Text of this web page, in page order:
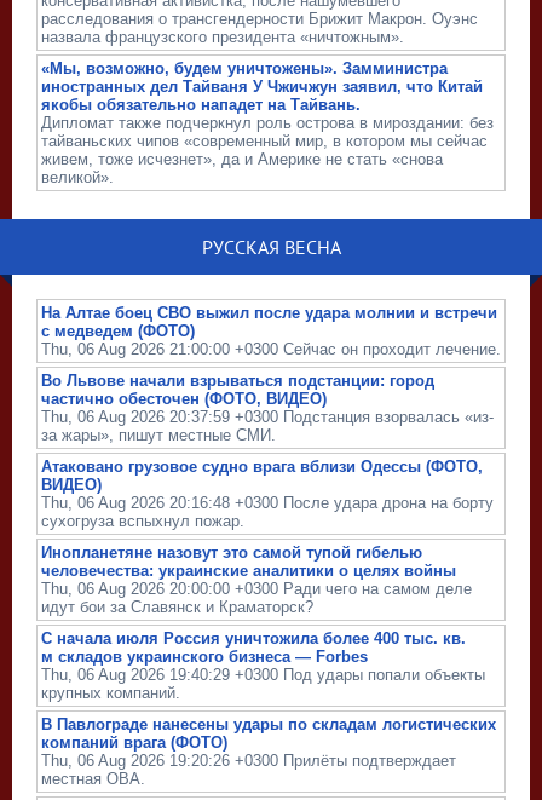
расследования о трансгендерности Брижит Макрон. Оуэнс
назвала французского президента «ничтожным».
«Мы, возможно, будем уничтожены». Замминистра
иностранных дел Тайваня У Чжичжун заявил, что Китай
якобы обязательно нападет на Тайвань.
Дипломат также подчеркнул роль острова в мироздании: без
тайваньских чипов «современный мир, в котором мы сейчас
живем, тоже исчезнет», да и Америке не стать «снова
великой».
РУССКАЯ ВЕСНА
На Алтае боец СВО выжил после удара молнии и встречи
с медведем (ФОТО)
Thu, 06 Aug 2026 21:00:00 +0300 Сейчас он проходит лечение.
Во Львове начали взрываться подстанции: город
частично обесточен (ФОТО, ВИДЕО)
Thu, 06 Aug 2026 20:37:59 +0300 Подстанция взорвалась «из-
за жары», пишут местные СМИ.
Атаковано грузовое судно врага вблизи Одессы (ФОТО,
ВИДЕО)
Thu, 06 Aug 2026 20:16:48 +0300 После удара дрона на борту
сухогруза вспыхнул пожар.
Инопланетяне назовут это самой тупой гибелью
человечества: украинские аналитики о целях войны
Thu, 06 Aug 2026 20:00:00 +0300 Ради чего на самом деле
идут бои за Славянск и Краматорск?
С начала июля Россия уничтожила более 400 тыс. кв.
м складов украинского бизнеса — Forbes
Thu, 06 Aug 2026 19:40:29 +0300 Под удары попали объекты
крупных компаний.
В Павлограде нанесены удары по складам логистических
компаний врага (ФОТО)
Thu, 06 Aug 2026 19:20:26 +0300 Прилёты подтверждает
местная ОВА.